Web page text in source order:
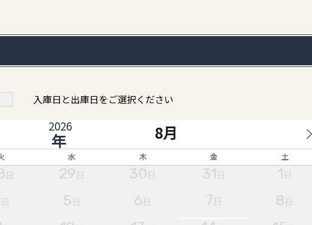
入庫日と出庫日をご選択ください
8月
水 木 金 土
日 29 日 30 日 31 日 1 日
日 5 日 6日 7日 8日